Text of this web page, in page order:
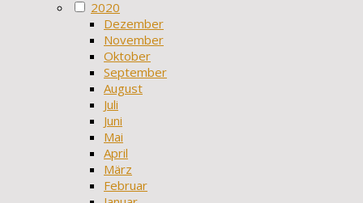
2020
Dezember
November
Oktober
September
August
Juli
Juni
Mai
April
März
Februar